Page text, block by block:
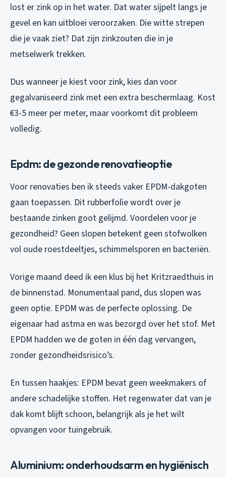
lost er zink op in het water. Dat water sijpelt langs je
gevel en kan uitbloei veroorzaken. Die witte strepen
die je vaak ziet? Dat zijn zinkzouten die in je
metselwerk trekken.
Dus wanneer je kiest voor zink, kies dan voor
gegalvaniseerd zink met een extra beschermlaag. Kost
€3-5 meer per meter, maar voorkomt dit probleem
volledig.
Epdm: de gezonde renovatieoptie
Voor renovaties ben ik steeds vaker EPDM-dakgoten
gaan toepassen. Dit rubberfolie wordt over je
bestaande zinken goot gelijmd. Voordelen voor je
gezondheid? Geen slopen betekent geen stofwolken
vol oude roestdeeltjes, schimmelsporen en bacteriën.
Vorige maand deed ik een klus bij het Kritzraedthuis in
de binnenstad. Monumentaal pand, dus slopen was
geen optie. EPDM was de perfecte oplossing. De
eigenaar had astma en was bezorgd over het stof. Met
EPDM hadden we de goten in één dag vervangen,
zonder gezondheidsrisico’s.
En tussen haakjes: EPDM bevat geen weekmakers of
andere schadelijke stoffen. Het regenwater dat van je
dak komt blijft schoon, belangrijk als je het wilt
opvangen voor tuingebruik.
Aluminium: onderhoudsarm en hygiënisch